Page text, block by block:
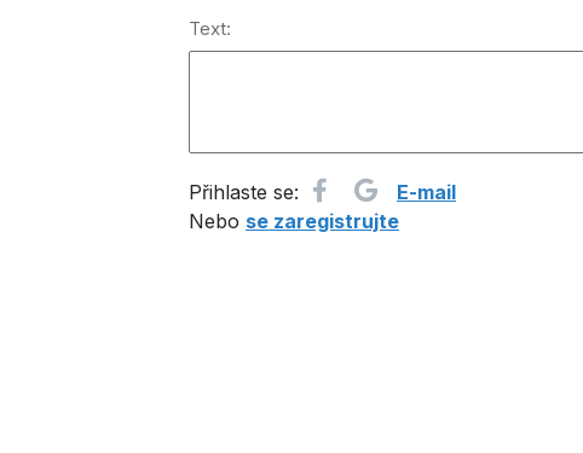
Text:
Přihlaste se:
E-mail
Nebo se zaregistrujte